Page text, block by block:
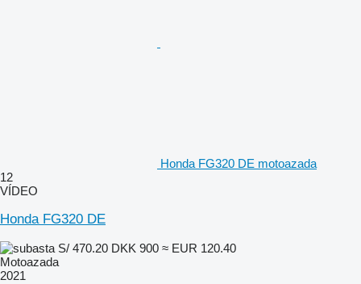
Honda FG320 DE motoazada
12
VÍDEO
Honda FG320 DE
S/ 470.20 DKK 900 ≈ EUR 120.40
Motoazada
2021